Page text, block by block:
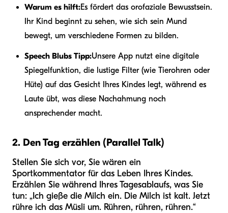
Warum es hilft:Es fördert das orofaziale Bewusstsein.
Ihr Kind beginnt zu sehen, wie sich sein Mund
bewegt, um verschiedene Formen zu bilden.
Speech Blubs Tipp:Unsere App nutzt eine digitale
Spiegelfunktion, die lustige Filter (wie Tierohren oder
Hüte) auf das Gesicht Ihres Kindes legt, während es
Laute übt, was diese Nachahmung noch
ansprechender macht.
2. Den Tag erzählen (Parallel Talk)
Stellen Sie sich vor, Sie wären ein
Sportkommentator für das Leben Ihres Kindes.
Erzählen Sie während Ihres Tagesablaufs, was Sie
tun: „Ich gieße die Milch ein. Die Milch ist kalt. Jetzt
rühre ich das Müsli um. Rühren, rühren, rühren.“